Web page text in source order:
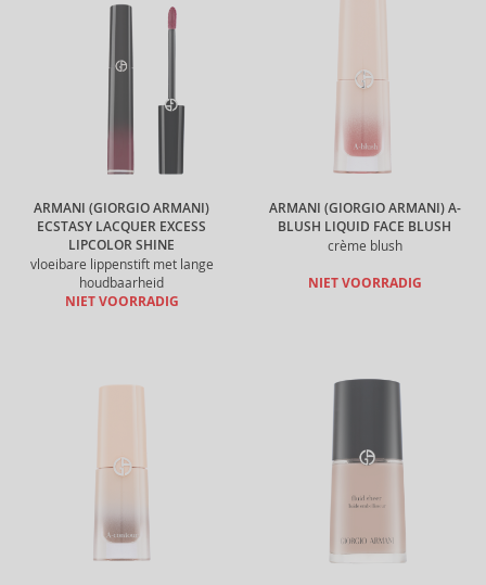
ARMANI (GIORGIO ARMANI)
ECSTASY LACQUER EXCESS
LIPCOLOR SHINE
vloeibare lippenstift met lange
houdbaarheid
NIET VOORRADIG
ARMANI (GIORGIO ARMANI) A-
BLUSH LIQUID FACE BLUSH
crème blush
NIET VOORRADIG